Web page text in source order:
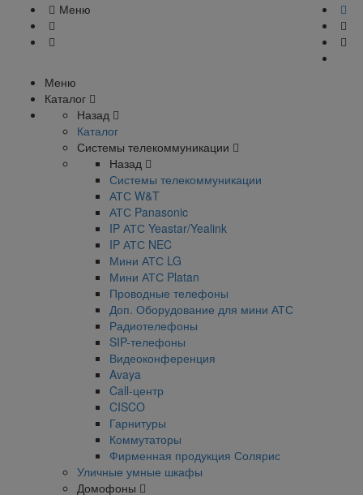
Меню
Меню
Каталог
Назад
Каталог
Системы телекоммуникации
Назад
Системы телекоммуникации
АТС W&T
АТС Panasonic
IP АТС Yeastar/Yealink
IP АТС NEC
Мини АТС LG
Мини АТС Platan
Проводные телефоны
Доп. Оборудование для мини АТС
Радиотелефоны
SIP-телефоны
Видеоконференция
Avaya
Call-центр
CISCO
Гарнитуры
Коммутаторы
Фирменная продукция Солярис
Уличные умные шкафы
Домофоны